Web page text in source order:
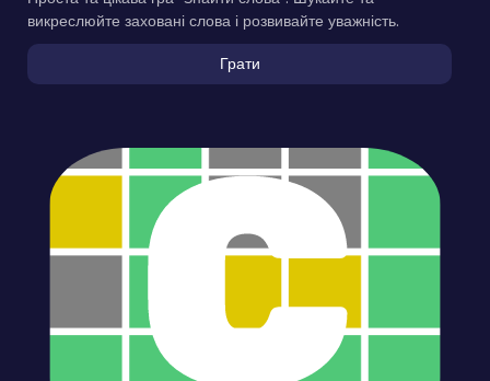
викреслюйте заховані слова і розвивайте уважність.
Грати